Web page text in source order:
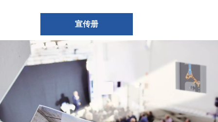
宣传册